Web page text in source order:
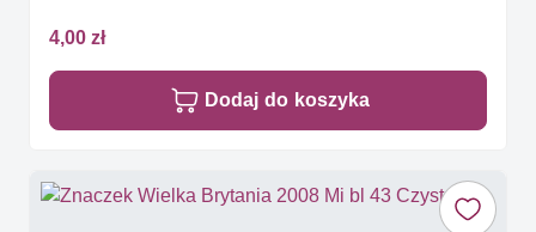
4,00 zł
Dodaj do koszyka